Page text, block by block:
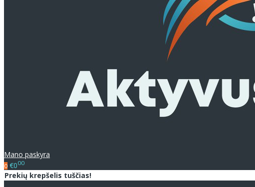
Mano paskyra
0 €000
Prekių krepšelis tuščias!